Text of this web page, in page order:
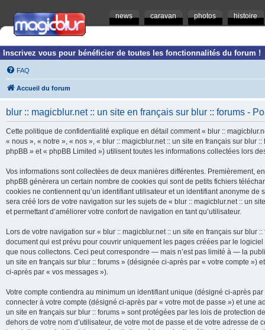
news caravan photos histoire
Inscrivez vous pour bénéficier de toutes les fonctionnalités du forum !
FAQ
Accueil du forum
blur :: magicblur.net :: un site en français sur blur :: forums -
Cette politique de confidentialité explique en détail comment « blur ::
« nous », « notre », « nos », « blur :: magicblur.net :: un site en français sur blur
phpBB » et « phpBB Limited ») utilisent toutes les informations collectées lors
Vos informations sont collectées de deux manières différentes. Premièrement,
phpBB génèrera un certain nombre de cookies qui sont de petits fichiers
cookies ne contiennent qu’un identifiant utilisateur et un identifiant anonyme
sera créé lors de votre navigation sur les sujets de « blur :: magicblur.net :: un
et permettant d’améliorer votre confort de navigation en tant qu’utilisateur.
Lors de votre navigation sur « blur :: magicblur.net :: un site en français sur
document qui est prévu pour couvrir uniquement les pages créées par le
que nous collectons. Ceci peut correspondre — mais n’est pas limité à — la
un site en français sur blur :: forums » (désignée ci-après par « votre compte
ci-après par « vos messages »).
Votre compte contiendra au minimum un identifiant unique (désigné ci-après
connecter à votre compte (désigné ci-après par « votre mot de passe ») et une
un site en français sur blur :: forums » sont protégées par les lois de protection
dehors de votre nom d’utilisateur, de votre mot de passe et de votre adresse